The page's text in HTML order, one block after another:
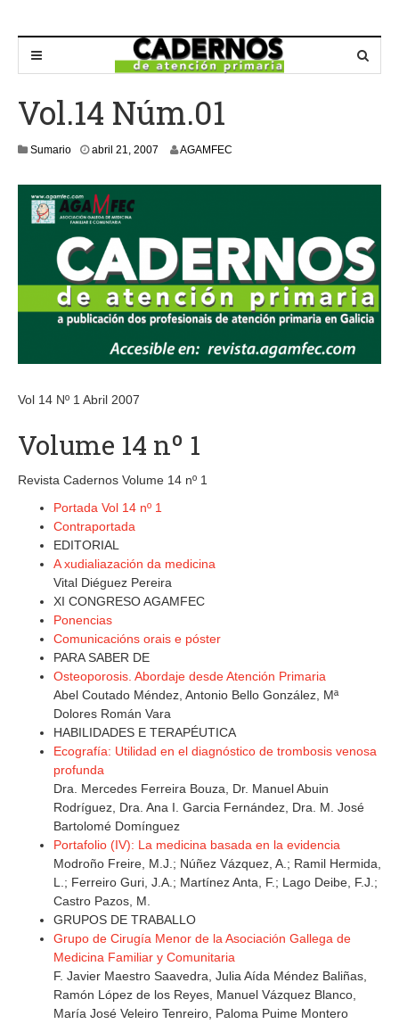
Vol.14 Núm.01
Sumario abril 21, 2007
,
0
1
6
AGAMFEC
Vol 14 Nº 1 Abril 2007
Volume 14 nº 1
Revista Cadernos Volume 14 nº 1
Portada Vol 14 nº 1
Contraportada
EDITORIAL
A xudialiazación da medicina
Vital Diéguez Pereira
XI CONGRESO AGAMFEC
Ponencias
Comunicacións orais e póster
PARA SABER DE
Osteoporosis. Abordaje desde Atención Primaria
Abel Coutado Méndez, Antonio Bello González, Mª
Dolores Román Vara
HABILIDADES E TERAPÉUTICA
Ecografía: Utilidad en el diagnóstico de trombosis venosa
profunda
Dra. Mercedes Ferreira Bouza, Dr. Manuel Abuin
Rodríguez, Dra. Ana I. Garcia Fernández, Dra. M. José
Bartolomé Domínguez
Portafolio (IV): La medicina basada en la evidencia
Modroño Freire, M.J.; Núñez Vázquez, A.; Ramil Hermida,
L.; Ferreiro Guri, J.A.; Martínez Anta, F.; Lago Deibe, F.J.;
Castro Pazos, M.
GRUPOS DE TRABALLO
Grupo de Cirugía Menor de la Asociación Gallega de
Medicina Familiar y Comunitaria
F. Javier Maestro Saavedra, Julia Aída Méndez Baliñas,
Ramón López de los Reyes, Manuel Vázquez Blanco,
María José Veleiro Tenreiro, Paloma Puime Montero